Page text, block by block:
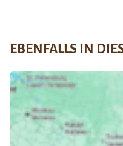
EBENFALLS IN